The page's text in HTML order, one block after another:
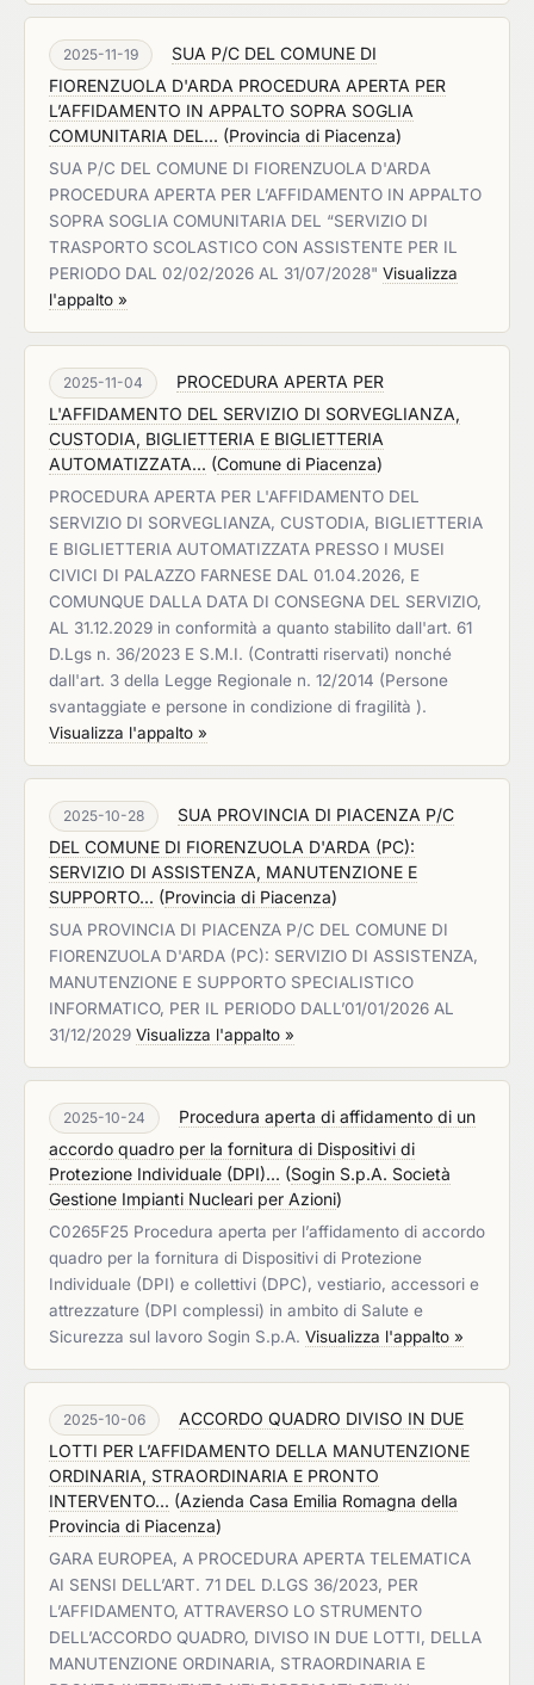
2025-11-19
SUA P/C DEL COMUNE DI
FIORENZUOLA D'ARDA PROCEDURA APERTA PER
L’AFFIDAMENTO IN APPALTO SOPRA SOGLIA
COMUNITARIA DEL... (Provincia di Piacenza)
SUA P/C DEL COMUNE DI FIORENZUOLA D'ARDA
PROCEDURA APERTA PER L’AFFIDAMENTO IN APPALTO
SOPRA SOGLIA COMUNITARIA DEL “SERVIZIO DI
TRASPORTO SCOLASTICO CON ASSISTENTE PER IL
PERIODO DAL 02/02/2026 AL 31/07/2028" Visualizza
l'appalto »
2025-11-04
PROCEDURA APERTA PER
L'AFFIDAMENTO DEL SERVIZIO DI SORVEGLIANZA,
CUSTODIA, BIGLIETTERIA E BIGLIETTERIA
AUTOMATIZZATA... (Comune di Piacenza)
PROCEDURA APERTA PER L'AFFIDAMENTO DEL
SERVIZIO DI SORVEGLIANZA, CUSTODIA, BIGLIETTERIA
E BIGLIETTERIA AUTOMATIZZATA PRESSO I MUSEI
CIVICI DI PALAZZO FARNESE DAL 01.04.2026, E
COMUNQUE DALLA DATA DI CONSEGNA DEL SERVIZIO,
AL 31.12.2029 in conformità a quanto stabilito dall'art. 61
D.Lgs n. 36/2023 E S.M.I. (Contratti riservati) nonché
dall'art. 3 della Legge Regionale n. 12/2014 (Persone
svantaggiate e persone in condizione di fragilità ).
Visualizza l'appalto »
2025-10-28
SUA PROVINCIA DI PIACENZA P/C
DEL COMUNE DI FIORENZUOLA D'ARDA (PC):
SERVIZIO DI ASSISTENZA, MANUTENZIONE E
SUPPORTO... (Provincia di Piacenza)
SUA PROVINCIA DI PIACENZA P/C DEL COMUNE DI
FIORENZUOLA D'ARDA (PC): SERVIZIO DI ASSISTENZA,
MANUTENZIONE E SUPPORTO SPECIALISTICO
INFORMATICO, PER IL PERIODO DALL’01/01/2026 AL
31/12/2029 Visualizza l'appalto »
2025-10-24
Procedura aperta di affidamento di un
accordo quadro per la fornitura di Dispositivi di
Protezione Individuale (DPI)... (Sogin S.p.A. Società
Gestione Impianti Nucleari per Azioni)
C0265F25 Procedura aperta per l’affidamento di accordo
quadro per la fornitura di Dispositivi di Protezione
Individuale (DPI) e collettivi (DPC), vestiario, accessori e
attrezzature (DPI complessi) in ambito di Salute e
Sicurezza sul lavoro Sogin S.p.A. Visualizza l'appalto »
2025-10-06
ACCORDO QUADRO DIVISO IN DUE
LOTTI PER L’AFFIDAMENTO DELLA MANUTENZIONE
ORDINARIA, STRAORDINARIA E PRONTO
INTERVENTO... (Azienda Casa Emilia Romagna della
Provincia di Piacenza)
GARA EUROPEA, A PROCEDURA APERTA TELEMATICA
AI SENSI DELL’ART. 71 DEL D.LGS 36/2023, PER
L’AFFIDAMENTO, ATTRAVERSO LO STRUMENTO
DELL’ACCORDO QUADRO, DIVISO IN DUE LOTTI, DELLA
MANUTENZIONE ORDINARIA, STRAORDINARIA E